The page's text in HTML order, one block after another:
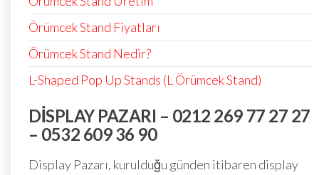
Örümcek Stand Fiyatları
Örümcek Stand Nedir?
L-Shaped Pop Up Stands (L Örümcek Stand)
DISPLAY PAZARI – 0212 269 77 27 27
– 0532 609 36 90
Display Pazarı, kurulduğu günden itibaren display